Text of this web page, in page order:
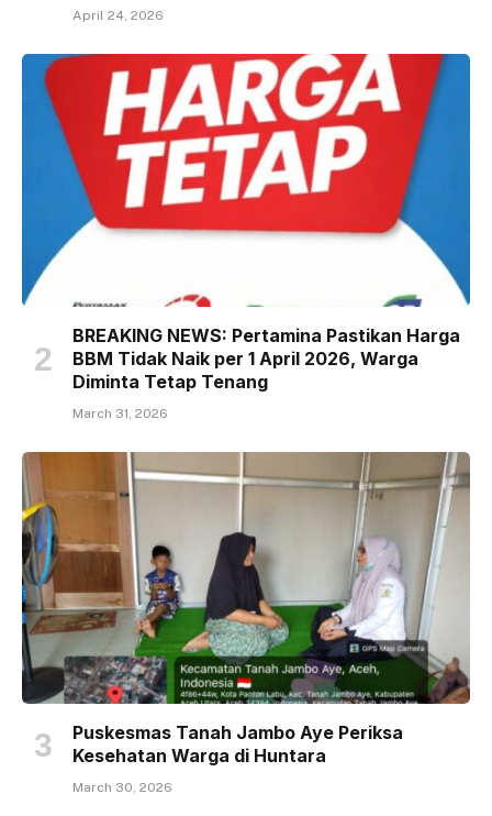
April 24, 2026
BREAKING NEWS: Pertamina Pastikan Harga
BBM Tidak Naik per 1 April 2026, Warga
Diminta Tetap Tenang
March 31, 2026
Puskesmas Tanah Jambo Aye Periksa
Kesehatan Warga di Huntara
March 30, 2026